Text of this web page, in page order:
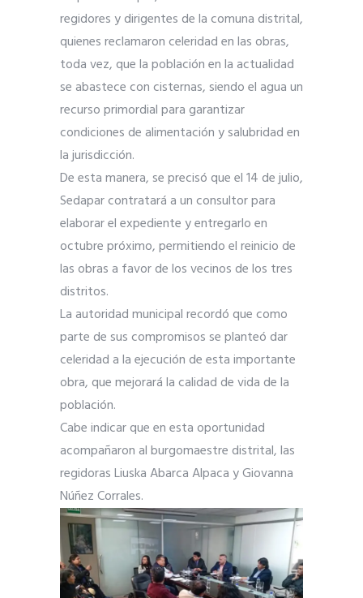
regidores y dirigentes de la comuna distrital,
quienes reclamaron celeridad en las obras,
toda vez, que la población en la actualidad
se abastece con cisternas, siendo el agua un
recurso primordial para garantizar
condiciones de alimentación y salubridad en
la jurisdicción.
De esta manera, se precisó que el 14 de julio,
Sedapar contratará a un consultor para
elaborar el expediente y entregarlo en
octubre próximo, permitiendo el reinicio de
las obras a favor de los vecinos de los tres
distritos.
La autoridad municipal recordó que como
parte de sus compromisos se planteó dar
celeridad a la ejecución de esta importante
obra, que mejorará la calidad de vida de la
población.
Cabe indicar que en esta oportunidad
acompañaron al burgomaestre distrital, las
regidoras Liuska Abarca Alpaca y Giovanna
Núñez Corrales.